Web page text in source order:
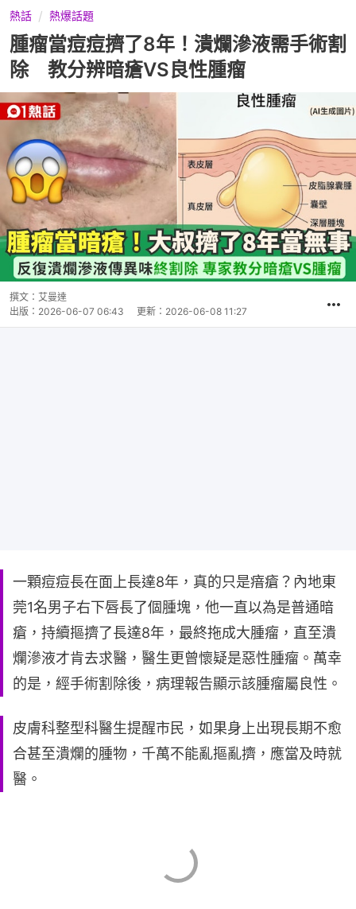
熱話 熱爆話題
腫瘤當痘痘擠了8年！潰爛滲液需手術割
除 教分辨暗瘡VS良性腫瘤
撰文： 艾曼達
出版： 2026-06-07 06:43 更新： 2026-06-08 11:27
一顆痘痘長在面上長達8年，真的只是瘖瘡？內地東
莞1名男子右下唇長了個腫塊，他一直以為是普通暗
瘡，持續摳擠了長達8年，最終拖成大腫瘤，直至潰
爛滲液才肯去求醫，醫生更曾懷疑是惡性腫瘤。萬幸
的是，經手術割除後，病理報告顯示該腫瘤屬良性。
皮膚科整型科醫生提醒市民，如果身上出現長期不愈
合甚至潰爛的腫物，千萬不能亂摳亂擠，應當及時就
醫。